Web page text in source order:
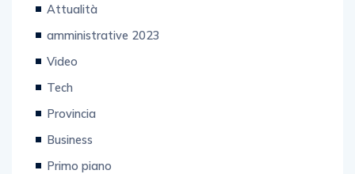
Attualità
amministrative 2023
Video
Tech
Provincia
Business
Primo piano